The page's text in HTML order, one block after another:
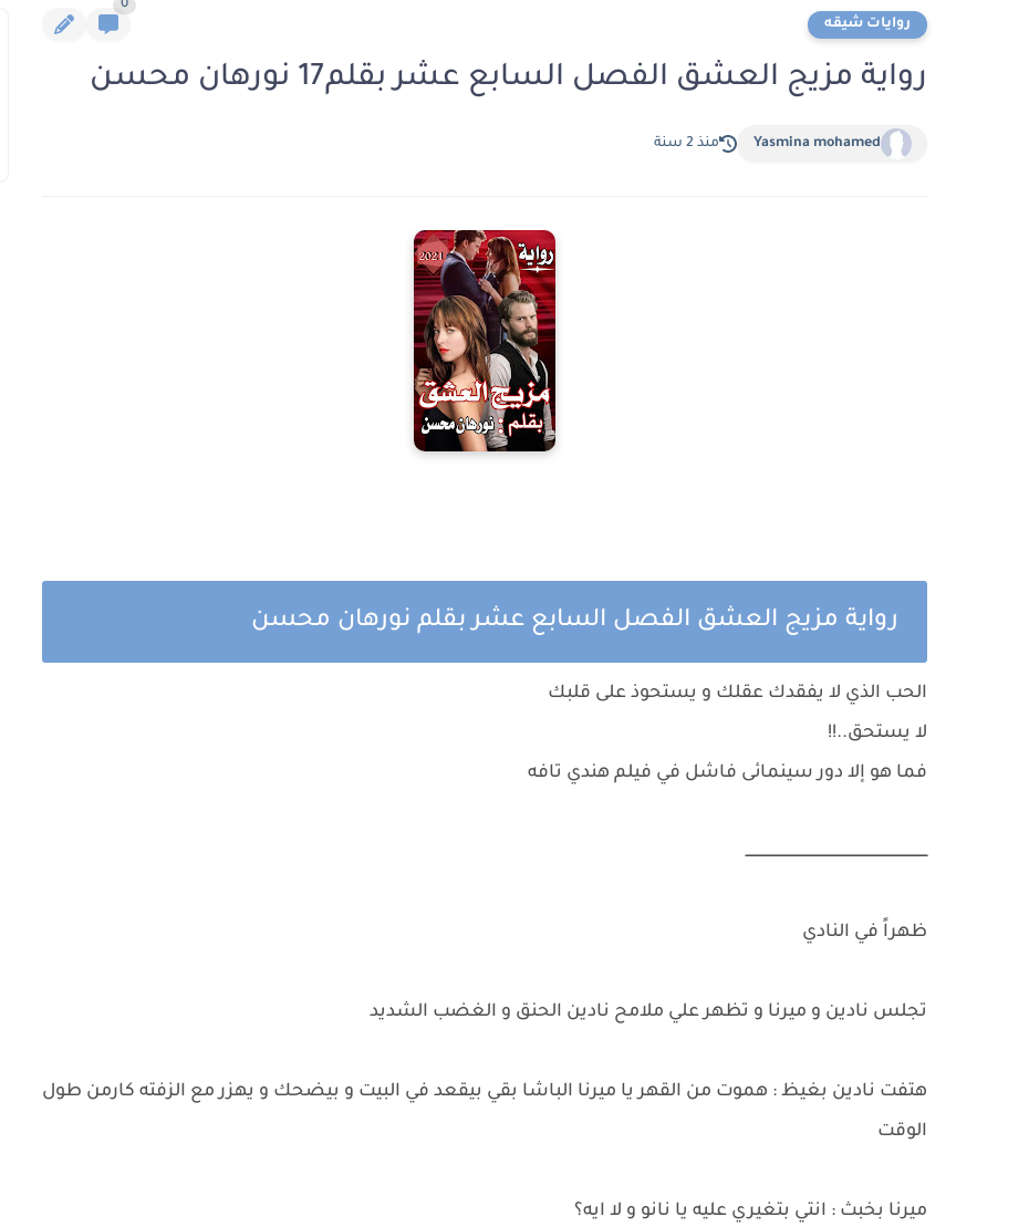
روايات شيقه
0
رواية مزيج العشق الفصل السابع عشر بقلم17 نورهان محسن
Yasmina mohamed منذ 2 سنة
رواية مزيج العشق الفصل السابع عشر بقلم نورهان محسن
الحب الذي لا يفقدك عقلك و يستحوذ على قلبك
لا يستحق..!!
فما هو إلا دور سينمائى فاشل في فيلم هندي تافه
ــــــــــــــــــــــــــــــــــــــــــــــــــــــــــــــــــــــــــــــــــ
ظهراً في النادي
تجلس نادين و ميرنا و تظهر علي ملامح نادين الحنق و الغضب الشديد
هتفت نادين بغيظ : هموت من القهر يا ميرنا الباشا بقي بيقعد في البيت و بيضحك و يهزر مع الزفته كارمن طول
الوقت
ميرنا بخبث : انتي بتغيري عليه يا نانو و لا ايه؟